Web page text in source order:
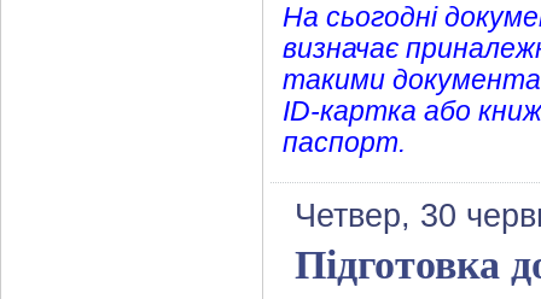
На сьогодні
визначає
такими
ID-картка або
паспорт.
Четвер, 30
Підготовка